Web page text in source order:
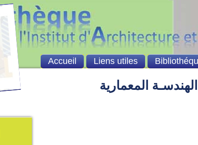
المعمارية
Accueil Liens utiles